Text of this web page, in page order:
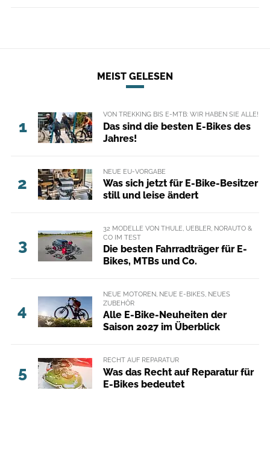
MEIST GELESEN
1
VON TREKKING BIS E-MTB: WIR HABEN SIE ALLE!
Das sind die besten E-Bikes des
Jahres!
2
NEUE EU-VORGABE
Was sich jetzt für E-Bike-Besitzer
still und leise ändert
3
32 MODELLE VON THULE, UEBLER, NORAUTO &
CO IM TEST
Die besten Fahrradträger für E-
Bikes, MTBs und Co.
4
NEUE MOTOREN, NEUE E-BIKES, NEUES
ZUBEHÖR
Alle E-Bike-Neuheiten der
Saison 2027 im Überblick
5
RECHT AUF REPARATUR
Was das Recht auf Reparatur für
E-Bikes bedeutet